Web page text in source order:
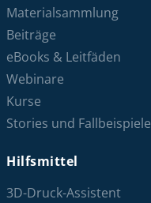
Materialsammlung
Beiträge
eBooks & Leitfäden
Webinare
Kurse
Stories und Fallbeispiele
Hilfsmittel
3D-Druck-Assistent